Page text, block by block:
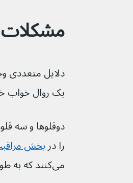
مشکلات
دلایل متعددی
یک روال خواب
دوقلوها و سه
را در بخش
می‌کنند که به طور مکرر لمس شوند و از آنها مراقبت شود.